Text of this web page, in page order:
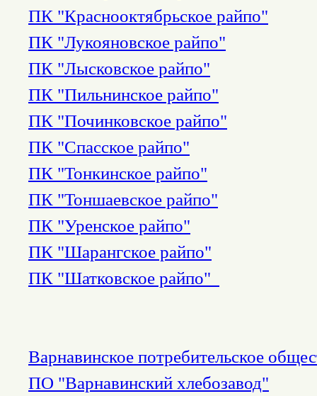
ПК "Краснооктябрьское райпо"
ПК "Лукояновское райпо"
ПК "Лысковское райпо"
ПК "Пильнинское райпо"
ПК "Починковское райпо"
ПК "Спасское райпо"
ПК "Тонкинское райпо"
ПК "Тоншаевское райпо"
ПК "Уренское райпо"
ПК "Шарангское райпо"
ПК "Шатковское райпо"
Варнавинское потребительское
ПО "Варнавинский хлебозавод"